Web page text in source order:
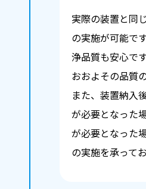
実際の装置と同
の実施が可能で
浄品質も安心で
おおよその品質
また、装置納入
が必要となった
が必要となった
の実施を承ってお